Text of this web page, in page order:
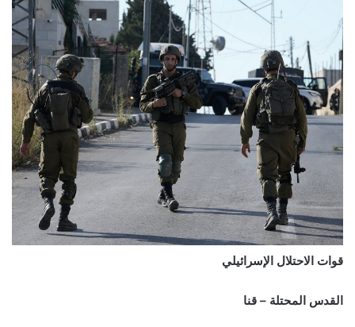
قوات الاحتلال الإسرائيلي
القدس المحتلة – قنا